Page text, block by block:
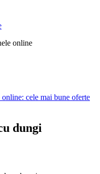
online
cele mai bune oferte
dungi